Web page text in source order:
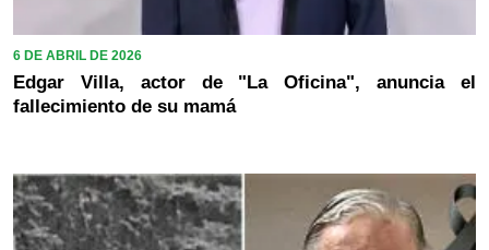
6 DE ABRIL DE 2026
Edgar Villa, actor de "La Oficina", anuncia el
fallecimiento de su mamá